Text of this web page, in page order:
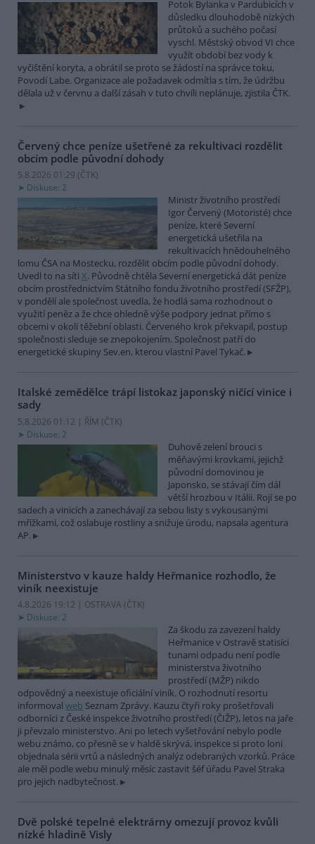
Potok Bylanka v Pardubicích v
důsledku dlouhodobě nízkých
průtoků a suchého počasí
vyschl. Městský obvod VI chce
využít období bez vody k
vyčištění koryta, a obrátil se proto se žádostí na správce toku,
Povodí Labe. Organizace ale požadavek odmítla s tím, že údržbu
dělala už v červnu a další zásah v tuto chvíli neplánuje, zjistila ČTK.
Červený chce peníze ušetřené za rekultivaci rozdělit
obcím podle původní dohody
5.8.2026 01:29 (ČTK)
Diskuse: 2
Ministr životního prostředí
Igor Červený (Motoristé) chce
peníze, které Severní
energetická ušetřila na
rekultivacích hnědouhelného
lomu ČSA na Mostecku, rozdělit obcím podle původní dohody.
Uvedl to na síti X. Původně chtěla Severní energetická dát peníze
obcím prostřednictvím Státního fondu životního prostředí (SFŽP),
v pondělí ale společnost uvedla, že hodlá sama rozhodnout o
využití peněz a že chce ohledně výše podpory jednat přímo s
obcemi v okolí těžební oblasti. Červeného krok překvapil, postup
společnosti sleduje se znepokojením. Společnost patří do
energetické skupiny Sev.en, kterou vlastní Pavel Tykač.
Italské zemědělce trápí listokaz japonský ničící vinice i
sady
5.8.2026 01:12 | ŘÍM (ČTK)
Diskuse: 2
Duhově zelení brouci s
měňavými krovkami, jejichž
původní domovinou je
Japonsko, se stávají čím dál
větší hrozbou v Itálii. Rojí se po
sadech a vinicích a zanechávají za sebou listy s vykousanými
mřížkami, což oslabuje rostliny a snižuje úrodu, napsala agentura
AP.
Ministerstvo v kauze haldy Heřmanice rozhodlo, že
viník neexistuje
4.8.2026 19:12 | OSTRAVA (ČTK)
Diskuse: 2
Za škodu za zavezení haldy
Heřmanice v Ostravě statisíci
tunami odpadu není podle
ministerstva životního
prostředí (MŽP) nikdo
odpovědný a neexistuje oficiální viník. O rozhodnutí resortu
informoval web Seznam Zprávy. Kauzu čtyři roky prošetřovali
odborníci z České inspekce životního prostředí (ČIŽP), letos na jaře
ji převzalo ministerstvo. Ani po letech vyšetřování nebylo podle
webu známo, co přesně se v haldě skrývá, inspekce si proto loni
objednala sérii vrtů a následných analýz odebraných vzorků. Práce
ale měl podle webu minulý měsíc zastavit šéf úřadu Pavel Straka
pro jejich nadbytečnost.
Dvě polské tepelné elektrárny omezují provoz kvůli
nízké hladině Visly